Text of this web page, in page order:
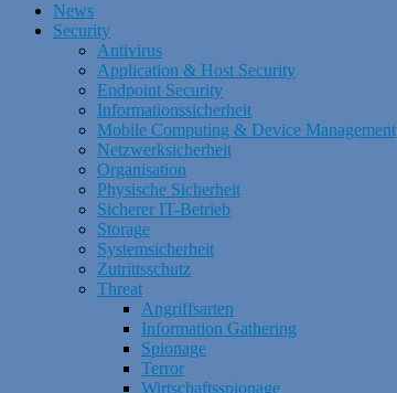
News
Security
Antivirus
Application & Host Security
Endpoint Security
Informationssicherheit
Mobile Computing & Device Management
Netzwerksicherheit
Organisation
Physische Sicherheit
Sicherer IT-Betrieb
Storage
Systemsicherheit
Zutrittsschutz
Threat
Angriffsarten
Information Gathering
Spionage
Terror
Wirtschaftsspionage